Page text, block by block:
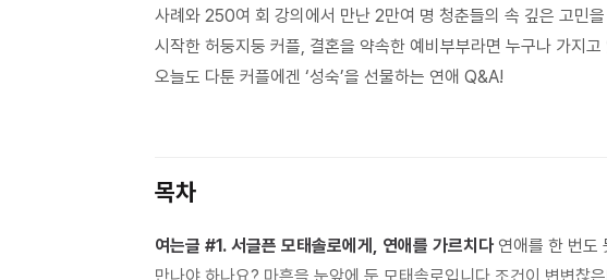
사례와 250여 회 강의에서 만난 2만여 명 청춘들의 속 깊은 고민
시작한 허둥지둥 커플, 결혼을 약속한 예비부부라면 누구나 가지고
오늘도 다툰 커플에겐 ‘성숙’을 선물하는 연애 Q&A!
목차
여는글 #1. 서글픈 모태솔로에게, 연애를 가르치다